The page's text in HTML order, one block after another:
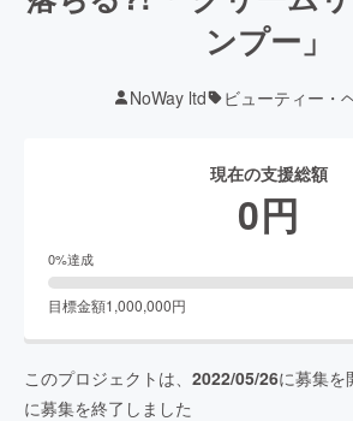
ンプー」
NoWay ltd ビューティー・
現在の支援総額
0円
0%達成
目標金額1,000,000円
このプロジェクトは、 2022/05/26に募集を
に募集を終了しました